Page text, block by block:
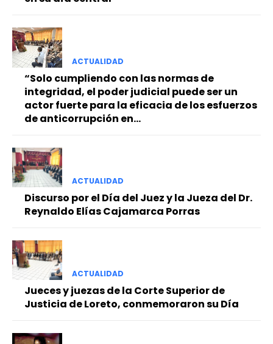
ACTUALIDAD
“Solo cumpliendo con las normas de
integridad, el poder judicial puede ser un
actor fuerte para la eficacia de los esfuerzos
de anticorrupción en...
ACTUALIDAD
Discurso por el Día del Juez y la Jueza del Dr.
Reynaldo Elías Cajamarca Porras
ACTUALIDAD
Jueces y juezas de la Corte Superior de
Justicia de Loreto, conmemoraron su Día